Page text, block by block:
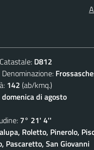
D812
142 (ab/kmq.)
di agosto
7° 21' 4''
Roletto, Pinerolo,
Pascaretto, San Giovanni